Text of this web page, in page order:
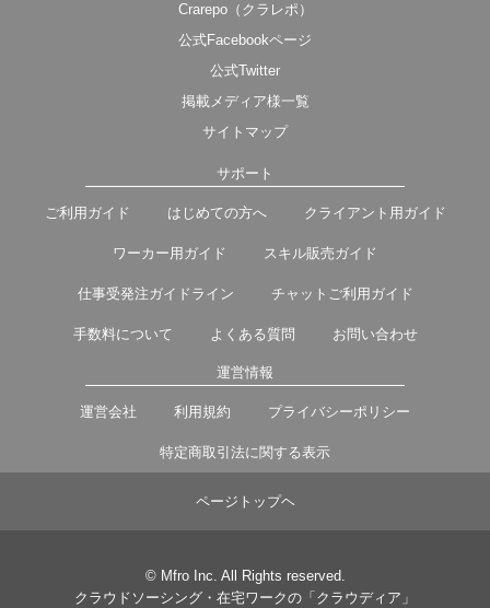
Crarepo（クラレポ）
公式Facebookページ
公式Twitter
掲載メディア様一覧
サイトマップ
サポート
ご利用ガイド はじめての方へ クライアント用ガイド
ワーカー用ガイド スキル販売ガイド
仕事受発注ガイドライン チャットご利用ガイド
手数料について よくある質問 お問い合わせ
運営情報
運営会社 利用規約 プライバシーポリシー
特定商取引法に関する表示
ページトップヘ
© Mfro Inc. All Rights reserved.
クラウドソーシング・在宅ワークの「クラウディア」